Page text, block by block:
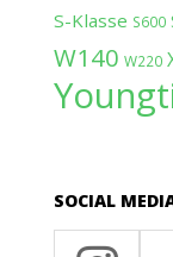
S-Klasse S600
W140 W220
SOCIAL